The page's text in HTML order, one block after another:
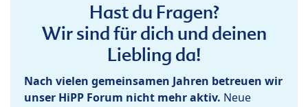
Hast du Fragen?
Wir sind für dich und deinen
Liebling da!
Nach vielen gemeinsamen Jahren betreuen wir
unser HiPP Forum nicht mehr aktiv. Neue